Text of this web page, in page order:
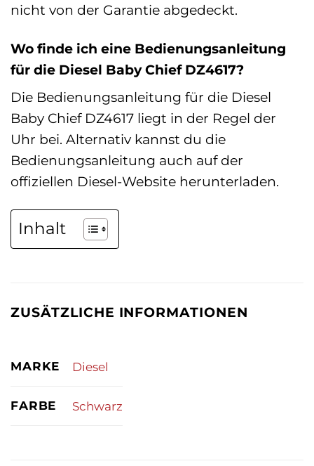
nicht von der Garantie abgedeckt.
Wo finde ich eine Bedienungsanleitung
für die Diesel Baby Chief DZ4617?
Die Bedienungsanleitung für die Diesel
Baby Chief DZ4617 liegt in der Regel der
Uhr bei. Alternativ kannst du die
Bedienungsanleitung auch auf der
offiziellen Diesel-Website herunterladen.
Inhalt
ZUSÄTZLICHE INFORMATIONEN
MARKE Diesel
FARBE Schwarz